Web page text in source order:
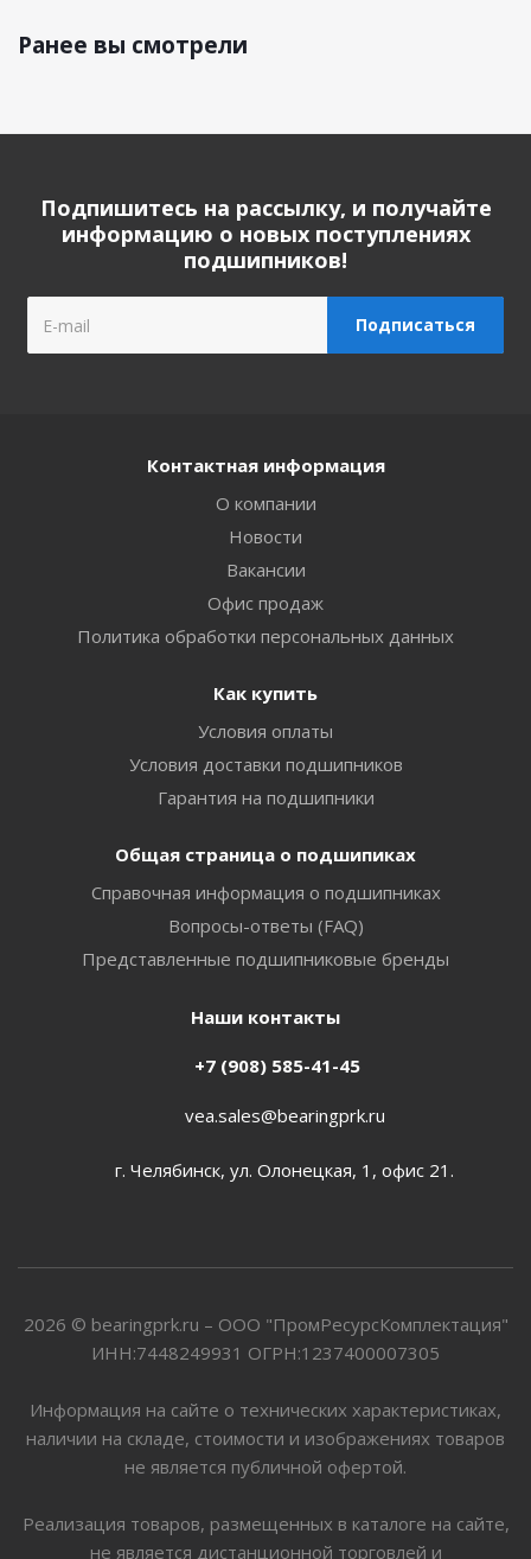
Ранее вы смотрели
Подпишитесь на рассылку, и получайте
информацию о новых поступлениях
подшипников!
Контактная информация
О компании
Новости
Вакансии
Офис продаж
Политика обработки персональных данных
Как купить
Условия оплаты
Условия доставки подшипников
Гарантия на подшипники
Общая страница о подшипиках
Справочная информация о подшипниках
Вопросы-ответы (FAQ)
Представленные подшипниковые бренды
Наши контакты
+7 (908) 585-41-45
vea.sales@bearingprk.ru
г. Челябинск, ул. Олонецкая, 1, офис 21.
2026 © bearingprk.ru – ООО "ПромРесурсКомплектация"
ИНН:7448249931 ОГРН:1237400007305
Информация на сайте о технических характеристиках,
наличии на складе, стоимости и изображениях товаров
не является публичной офертой.
Реализация товаров, размещенных в каталоге на сайте,
не является дистанционной торговлей и